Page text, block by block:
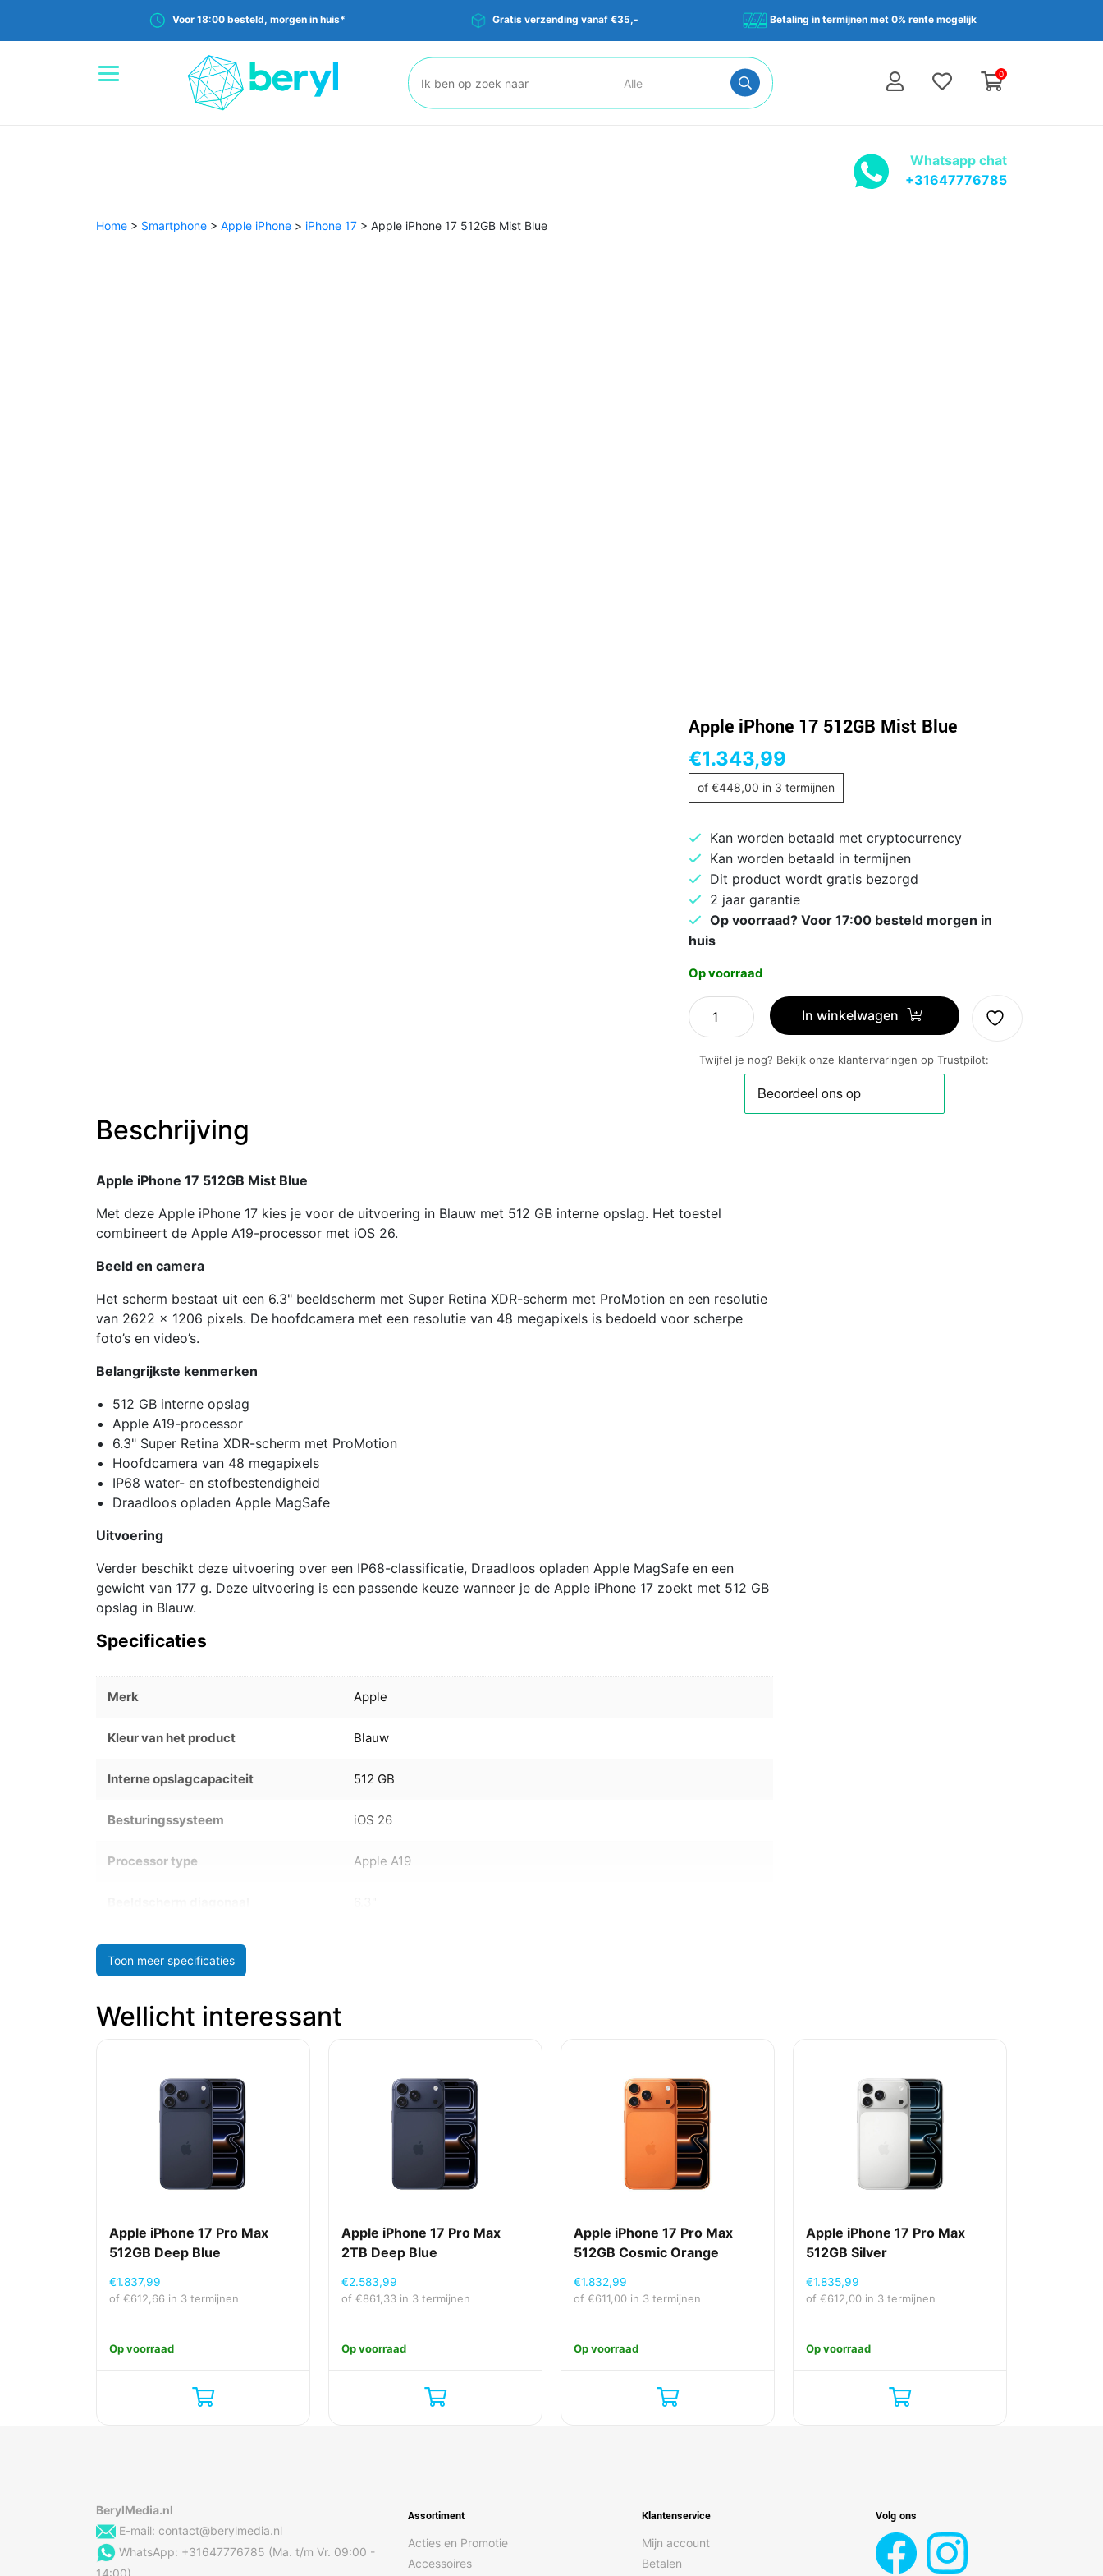
Voor 18:00 besteld, morgen in huis* Gratis verzending vanaf €35,- Betaling in termijnen met 0% rente mogelijk
0
Zoeken:
Whatsapp chat
+31647776785
Home > Smartphone > Apple iPhone > iPhone 17 > Apple iPhone 17 512GB Mist Blue
Apple iPhone 17 512GB Mist Blue
€1.343,99
of €448,00 in 3 termijnen
Kan worden betaald met cryptocurrency
Kan worden betaald in termijnen
Dit product wordt gratis bezorgd
2 jaar garantie
Op voorraad? Voor 17:00 besteld morgen in
huis
Op voorraad
Apple
iPhone
512GB
In winkelwagen
Twijfel je nog? Bekijk onze klantervaringen op Trustpilot:
Beschrijving
Apple iPhone 17 512GB Mist Blue
Met deze Apple iPhone 17 kies je voor de uitvoering in Blauw met 512 GB interne opslag. Het toestel
combineert de Apple A19-processor met iOS 26.
Beeld en camera
Het scherm bestaat uit een 6.3" beeldscherm met Super Retina XDR-scherm met ProMotion en een resolutie
van 2622 x 1206 pixels. De hoofdcamera met een resolutie van 48 megapixels is bedoeld voor scherpe
foto’s en video’s.
Belangrijkste kenmerken
512 GB interne opslag
Apple A19-processor
6.3" Super Retina XDR-scherm met ProMotion
Hoofdcamera van 48 megapixels
IP68 water- en stofbestendigheid
Draadloos opladen Apple MagSafe
Uitvoering
Verder beschikt deze uitvoering over een IP68-classificatie, Draadloos opladen Apple MagSafe en een
gewicht van 177 g. Deze uitvoering is een passende keuze wanneer je de Apple iPhone 17 zoekt met 512 GB
opslag in Blauw.
Specificaties
Merk Apple
Kleur van het product Blauw
Interne opslagcapaciteit 512 GB
Besturingssysteem iOS 26
Processor type Apple A19
Toon meer specificaties
Wellicht interessant
Apple iPhone 17 Pro Max
512GB Deep Blue
€1.837,99
of €612,66 in 3 termijnen
Op voorraad
Apple iPhone 17 Pro Max
2TB Deep Blue
€2.583,99
of€861,33 in 3 termijnen
Op voorraad
Apple iPhone 17 Pro Max
512GB Cosmic Orange
€1.832,99
of€611,00 in 3 termijnen
Op voorraad
Apple iPhone 17 Pro Max
512GB Silver
€1.835,99
of€612,00 in 3 termijnen
Op voorraad
BerylMedia.nl
E-mail: contact@berylmedia.nl
WhatsApp: +31647776785 (Ma. t/m Vr. 09:00 -
14:00)
Assortiment
Acties en Promotie
Accessoires
Klantenservice
Mijn account
Betalen
Volg ons